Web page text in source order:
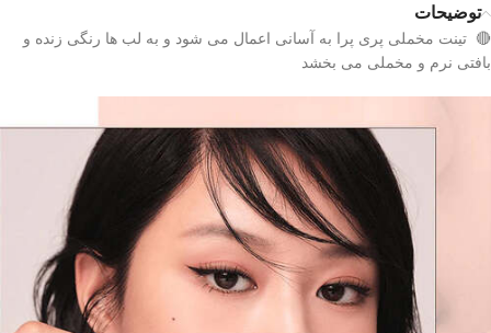
توضیحات
🔴 تینت مخملی پری پرا به آسانی اعمال می شود و به لب ها رنگی زنده و
بافتی نرم و مخملی می بخشد